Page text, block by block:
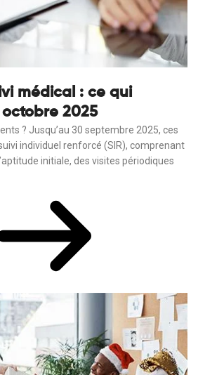
médical : ce qui
2025
? Jusqu’au 30 septembre 2025, ces
individuel renforcé (SIR), comprenant
initiale, des visites périodiques